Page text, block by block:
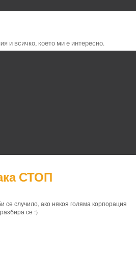
и всичко, което ми е интересно.
СТОП
случило, ако някоя голяма корпорация
се :)